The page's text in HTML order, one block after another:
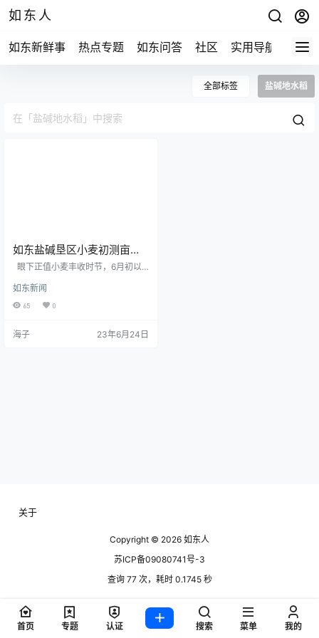
如东人
如东新鲜事 热点专题 如东问答 社区 实用导航 如东
全部标签 盐碱地水稻
如东盐碱垦区小麦初测亩产
超428公斤,刷新10年纪录！
眼下正值小麦丰收时节，6月初以
改良田内，小麦已陆续开镰收割。
根据初步测产，这批小麦亩均产量
良阶段，小麦产量只有100多斤一
如东新闻
65 0
海子 23年6月24日
关于
Copyright © 2026 如东人
苏ICP备09080741号-3
查询 77 次，耗时 0.1745 秒
首页 专题 认证 搜索 菜单 我的